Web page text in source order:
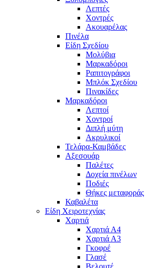
Λεπτές
Χοντρές
Ακουαρέλας
Πινέλα
Είδη Σχεδίου
Μολύβια
Μαρκαδόροι
Ραπιτογράφοι
Μπλόκ Σχεδίου
Πινακίδες
Μαρκαδόροι
Λεπτοί
Χοντροί
Διπλή μύτη
Ακρυλικοί
Τελάρα-Καμβάδες
Αξεσουάρ
Παλέτες
Δοχεία πινέλων
Ποδιές
Θήκες μεταφοράς
Καβαλέτα
Είδη Χειροτεχνίας
Χαρτιά
Χαρτιά Α4
Χαρτιά Α3
Γκοφρέ
Γλασέ
Βελουτέ